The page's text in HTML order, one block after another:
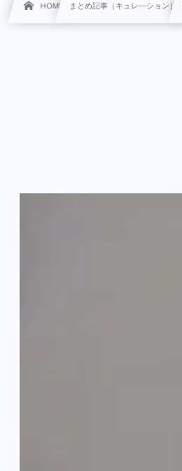
HOME まとめ記事（キュレ―ション）